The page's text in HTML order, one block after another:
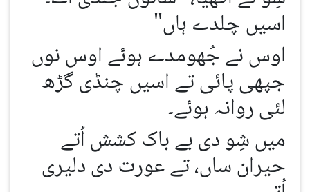
اسیں چلدے ہاں"
اوس نے جُھومدے ہوئے اوس نوں
جپھی پائی تے اسیں چنڈی گڑھ
لئی روانہ ہوئے۔
میں شِو دی بے باک کشش اُتے
حیران ساں، تے عورت دی دلیری